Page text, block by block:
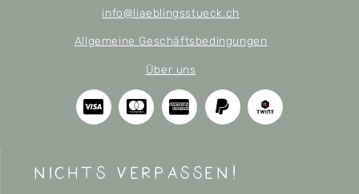
info@liaeblingsstueck.ch
Allgemeine Geschäftsbedingungen
Über uns
nichts verpassen!